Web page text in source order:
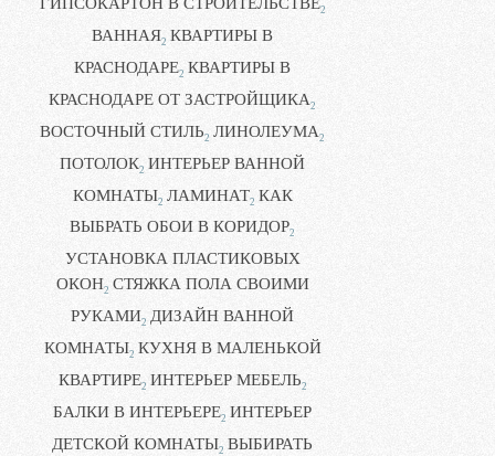
2
ВАННАЯ2 КВАРТИРЫ В
КРАСНОДАРЕ2 КВАРТИРЫ В
КРАСНОДАРЕ ОТ ЗАСТРОЙЩИКА2
ВОСТОЧНЫЙ СТИЛЬ2 ЛИНОЛЕУМА2
ПОТОЛОК2 ИНТЕРЬЕР ВАННОЙ
КОМНАТЫ2 ЛАМИНАТ2 КАК
ВЫБРАТЬ ОБОИ В КОРИДОР2
УСТАНОВКА ПЛАСТИКОВЫХ
ОКОН2 СТЯЖКА ПОЛА СВОИМИ
РУКАМИ2 ДИЗАЙН ВАННОЙ
КОМНАТЫ2 КУХНЯ В МАЛЕНЬКОЙ
КВАРТИРЕ2 ИНТЕРЬЕР МЕБЕЛЬ2
БАЛКИ В ИНТЕРЬЕРЕ2 ИНТЕРЬЕР
ДЕТСКОЙ КОМНАТЫ2 ВЫБИРАТЬ